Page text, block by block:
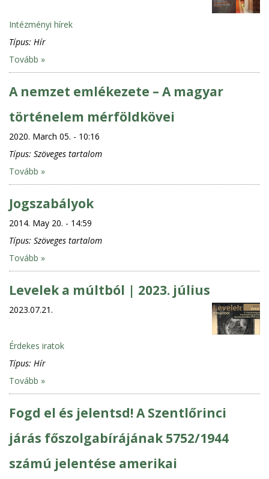
Intézményi hírek
Típus: Hír
Tovább »
A nemzet emlékezete – A magyar
történelem mérföldkövei
2020. March 05. - 10:16
Típus: Szöveges tartalom
Tovább »
Jogszabályok
2014. May 20. - 14:59
Típus: Szöveges tartalom
Tovább »
Levelek a múltból | 2023. július
2023.07.21.
Érdekes iratok
Típus: Hír
Tovább »
Fogd el és jelentsd! A Szentlőrinci
járás főszolgabírájának 5752/1944
számú jelentése amerikai